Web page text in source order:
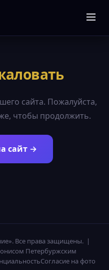
сайта. Пожалуйста,
чтобы продолжить.
сайт →
Все права защищены. |
Петербуржским
Согласие на фото